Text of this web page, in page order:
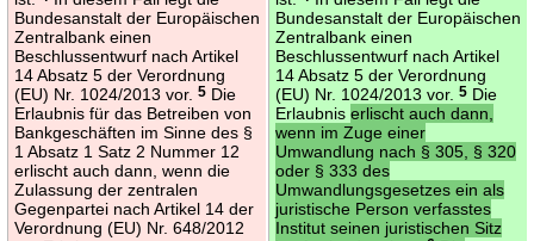
Bundesanstalt der Europäischen
Zentralbank einen
Beschlussentwurf nach Artikel
14 Absatz 5 der Verordnung
(EU) Nr. 1024/2013 vor.5 Die
Erlaubnis für das Betreiben von
Bankgeschäften im Sinne des §
1 Absatz 1 Satz 2 Nummer 12
erlischt auch dann, wenn die
Zulassung der zentralen
Gegenpartei nach Artikel 14 der
Verordnung (EU) Nr. 648/2012
Bundesanstalt der Europäischen
Zentralbank einen
Beschlussentwurf nach Artikel
14 Absatz 5 der Verordnung
(EU) Nr. 1024/2013 vor.5 Die
Erlaubniserlischt auch dann,
wenn im Zuge einer
Umwandlung nach § 305, § 320
oder § 333 des
Umwandlungsgesetzes ein als
juristische Person verfasstes
Institut seinen juristischen Sitz